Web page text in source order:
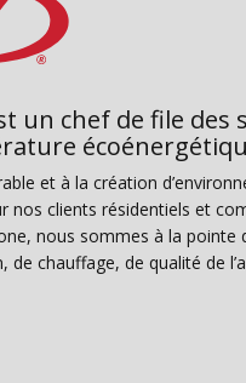
un chef de file des
et à la création
nos clients résidentiels et
nous sommes à la pointe
chauffage, de qualité de